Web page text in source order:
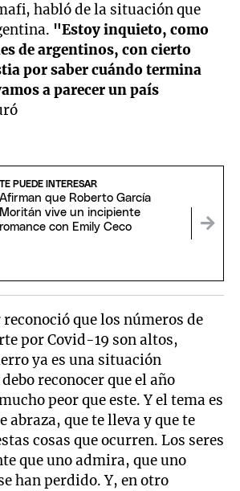
habló de la situación que
"Estoy inquieto, como
de argentinos, con cierto
por saber cuándotermina
a parecer un país
TE PUEDE INTERESAR
Afirman que Roberto García
Moritán vive un incipiente
romance con Emily Ceco
que los números de
por Covid-19 son altos,
ya es una situación
reconocer que el año
peor que este. Y el tema es
abraza, que te lleva y que te
cosas que ocurren. Los seres
que uno admira, que uno
han perdido. Y, en otro